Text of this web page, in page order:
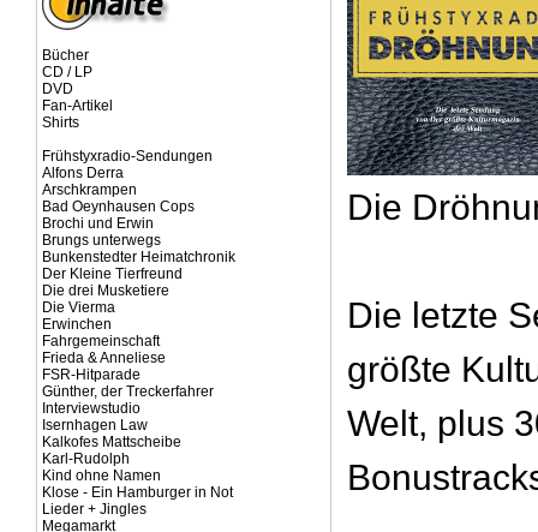
Bücher
CD / LP
DVD
Fan-Artikel
Shirts
Frühstyxradio-Sendungen
Alfons Derra
Arschkrampen
Bad Oeynhausen Cops
Brochi und Erwin
Brungs unterwegs
Bunkenstedter Heimatchronik
Der Kleine Tierfreund
Die drei Musketiere
Die Vierma
Erwinchen
Fahrgemeinschaft
Frieda & Anneliese
FSR-Hitparade
Günther, der Treckerfahrer
Interviewstudio
Isernhagen Law
Kalkofes Mattscheibe
Karl-Rudolph
Kind ohne Namen
Klose - Ein Hamburger in Not
Lieder + Jingles
Megamarkt
Die
Die letzte
größte
Welt, plus